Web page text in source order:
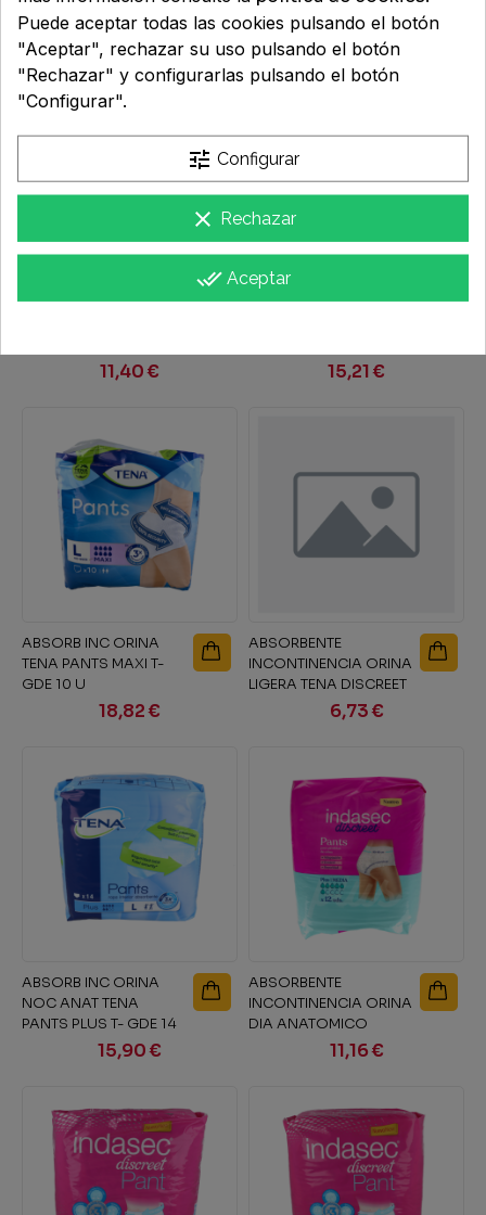
DERMOSEDA MAXI
NIGHT BOLSA 12...
6,65 €
LIGERA TENA DISCREET
MAXI 12 UNIDADES
5,49 €
ABSORBENTE
SILHOUETTE BRAGA...
11,40 €
ABSORB INC ORINA
15,21 €
ABSORB INC ORINA
TENA PANTS MAXI T-
GDE 10 U
18,82 €
ABSORBENTE
INCONTINENCIA ORINA
LIGERA TENA DISCREET
EXTRA 20 UNIDADES
6,73 €
ABSORB INC ORINA
NOC ANAT TENA
PANTS PLUS T- GDE 14
15,90 €
ABSORBENTE
INCONTINENCIA ORINA
DIA ANATOMICO
INDASEC PANT PLUS
11,16 €
Puede aceptar todas las cookies pulsando el botón
"Aceptar", rechazar su uso pulsando el botón
"Rechazar" y configurarlas pulsando el botón
"Configurar".
tune Configurar
clear Rechazar
done_all Aceptar